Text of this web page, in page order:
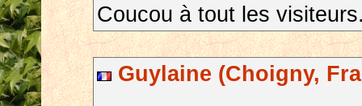
Coucou à tout les
Guylaine (Choigny,